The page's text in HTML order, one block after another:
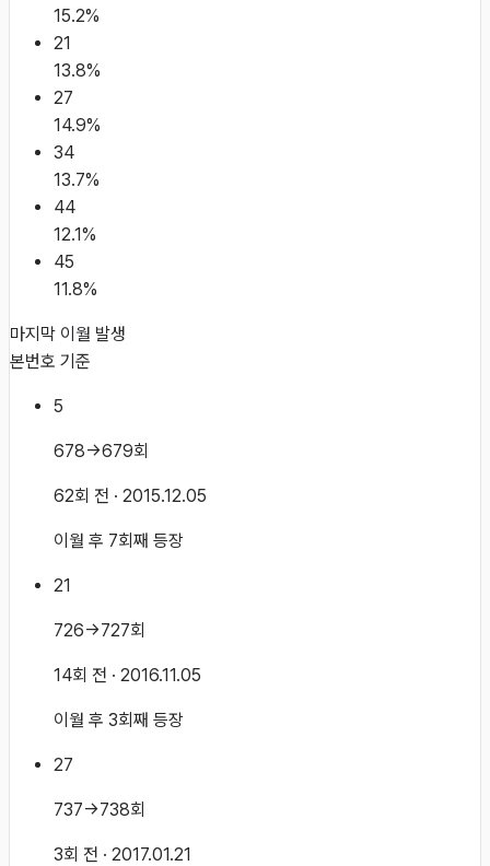
15.2%
21
13.8%
27
14.9%
34
13.7%
44
12.1%
45
11.8%
마지막 이월 발생
본번호 기준
5
678→679회
62회 전 · 2015.12.05
이월 후 7회째 등장
21
726→727회
14회 전 · 2016.11.05
이월 후 3회째 등장
27
737→738회
3회 전 · 2017.01.21